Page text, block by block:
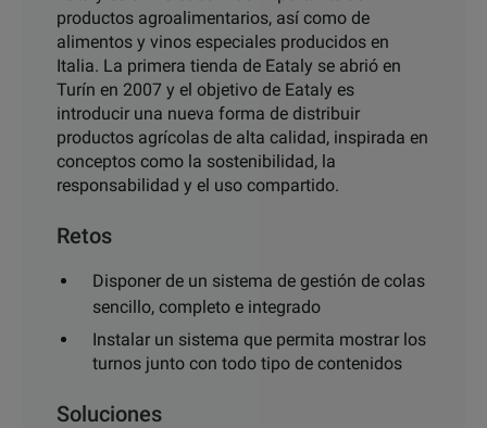
productos agroalimentarios, así como de
alimentos y vinos especiales producidos en
Italia. La primera tienda de Eataly se abrió en
Turín en 2007 y el objetivo de Eataly es
introducir una nueva forma de distribuir
productos agrícolas de alta calidad, inspirada en
conceptos como la sostenibilidad, la
responsabilidad y el uso compartido.
Retos
Disponer de un sistema de gestión de colas
sencillo, completo e integrado
Instalar un sistema que permita mostrar los
turnos junto con todo tipo de contenidos
Soluciones